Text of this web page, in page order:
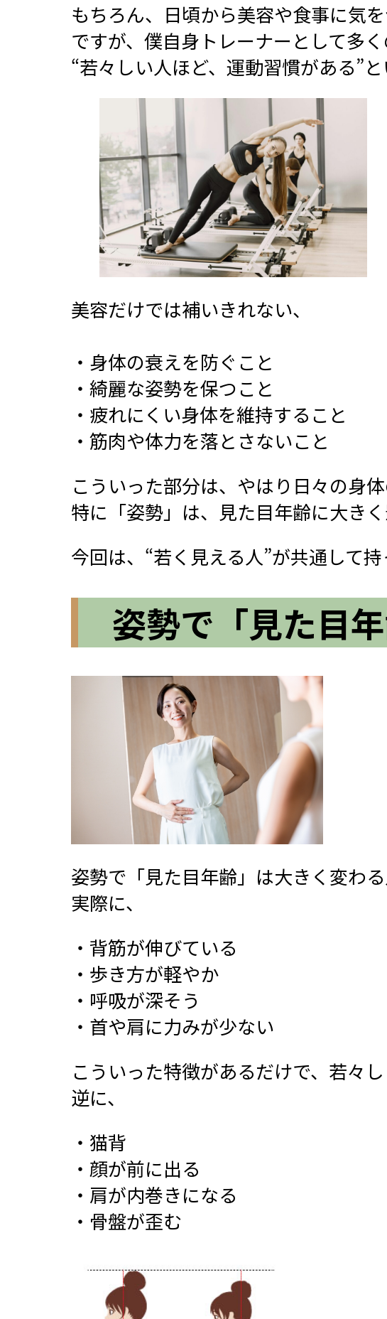
もちろん、日頃から美容や食事に気
ですが、僕自身トレーナーとして多
“若々しい人ほど、運動習慣がある”と
美容だけでは補いきれない、
・身体の衰えを防ぐこと
・綺麗な姿勢を保つこと
・疲れにくい身体を維持すること
・筋肉や体力を落とさないこと
こういった部分は、やはり日々の身
特に「姿勢」は、見た目年齢に大きく
今回は、“若く見える人”が共通して
姿勢で「見た目
姿勢で「見た目年齢」は大きく変わ
実際に、
・背筋が伸びている
・歩き方が軽やか
・呼吸が深そう
・首や肩に力みが少ない
こういった特徴があるだけで、若々
逆に、
・猫背
・顔が前に出る
・肩が内巻きになる
・骨盤が歪む